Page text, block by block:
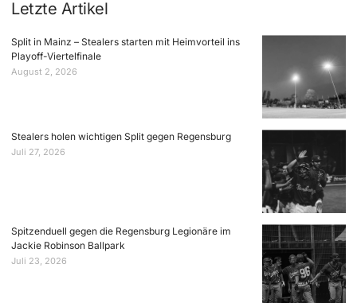
Letzte Artikel
Split in Mainz – Stealers starten mit Heimvorteil ins
Playoff-Viertelfinale
August 2, 2026
Stealers holen wichtigen Split gegen Regensburg
Juli 27, 2026
Spitzenduell gegen die Regensburg Legionäre im
Jackie Robinson Ballpark
Juli 23, 2026